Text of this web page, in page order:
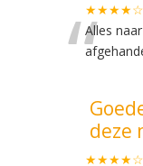
★★★★☆
“Alles
deze
★★★★☆